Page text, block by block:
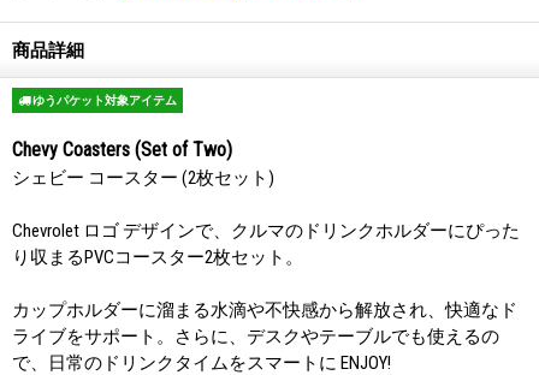
商品詳細
ゆうパケット対象アイテム
Chevy Coasters (Set of Two)
シェビー コースター (2枚セット)
Chevrolet ロゴ デザインで、クルマのドリンクホルダーにぴった
り収まるPVCコースター2枚セット。
カップホルダーに溜まる水滴や不快感から解放され、快適なド
ライブをサポート。さらに、デスクやテーブルでも使えるの
で、日常のドリンクタイムをスマートに ENJOY!